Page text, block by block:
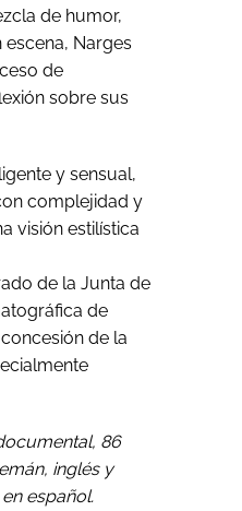
de humor,
Narges
de
sobre sus
y sensual,
complejidad y
visión estilística
de la Junta de
de
de la
86
inglés y
español.